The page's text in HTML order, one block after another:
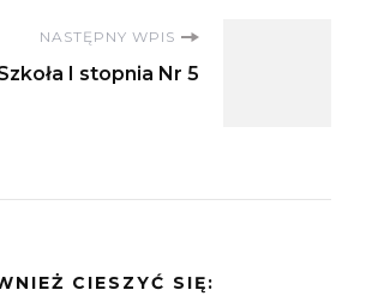
NASTĘPNY WPIS
I stopnia Nr 5
CIESZYĆ SIĘ: